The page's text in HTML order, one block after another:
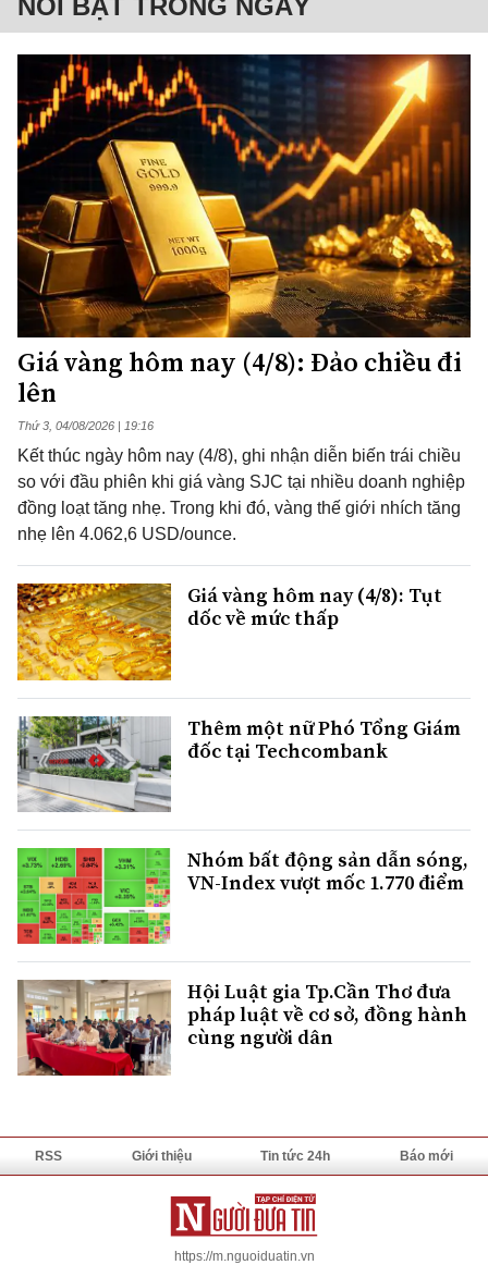
NỔI BẬT TRONG NGÀY
Giá vàng hôm nay (4/8): Đảo chiều đi
lên
Thứ 3, 04/08/2026 | 19:16
Kết thúc ngày hôm nay (4/8), ghi nhận diễn biến trái chiều
so với đầu phiên khi giá vàng SJC tại nhiều doanh nghiệp
đồng loạt tăng nhẹ. Trong khi đó, vàng thế giới nhích tăng
nhẹ lên 4.062,6 USD/ounce.
Giá vàng hôm nay (4/8): Tụt
dốc về mức thấp
Thêm một nữ Phó Tổng Giám
đốc tại Techcombank
Nhóm bất động sản dẫn sóng,
VN-Index vượt mốc 1.770 điểm
Hội Luật gia Tp.Cần Thơ đưa
pháp luật về cơ sở, đồng hành
cùng người dân
RSS Giới thiệu Tin tức 24h Báo mới
https://m.nguoiduatin.vn